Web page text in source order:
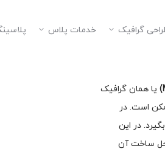
گرافیک خدمات پلاس
یا همان گرافیک
است. در
در این
ساخت آن